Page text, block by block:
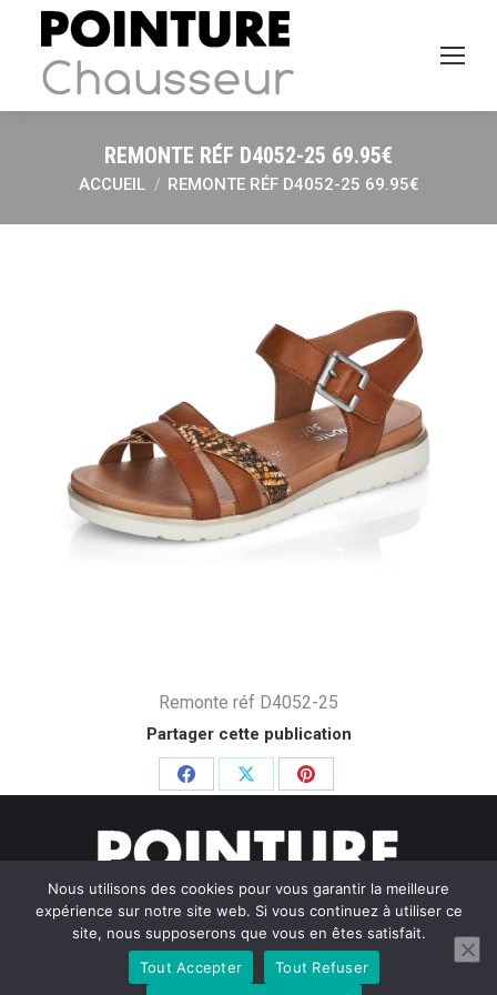
REMONTE RÉF D4052-25 69.95€
Vous êtes ici :
ACCUEIL REMONTE RÉF D4052-25 69.95€
Remonte réf D4052-25
Partager cette publication
Partager
Facebook
PartagerPartager
Pinterest
© Pointure Chausseurs - 2020. Dream-Theme — truly
Nous utilisons des cookies pour vous garantir la meilleure
expérience sur notre site web. Si vous continuez à utiliser ce
site, nous supposerons que vous en êtes satisfait.
Tout Accepter
Tout Refuser